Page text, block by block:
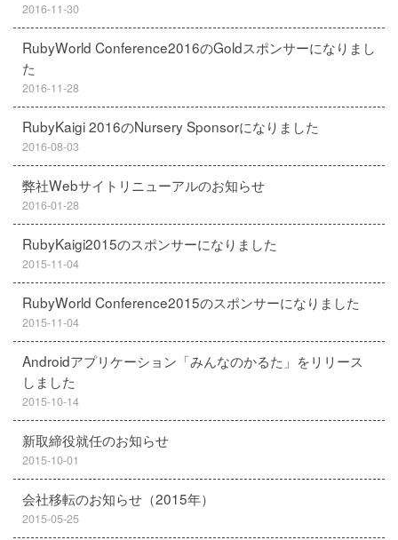
2016-11-30
RubyWorld Conference2016のGoldスポンサーになりまし
た
2016-11-28
RubyKaigi 2016のNursery Sponsorになりました
2016-08-03
弊社Webサイトリニューアルのお知らせ
2016-01-28
RubyKaigi2015のスポンサーになりました
2015-11-04
RubyWorld Conference2015のスポンサーになりました
2015-11-04
Androidアプリケーション「みんなのかるた」をリリース
しました
2015-10-14
新取締役就任のお知らせ
2015-10-01
会社移転のお知らせ（2015年）
2015-05-25